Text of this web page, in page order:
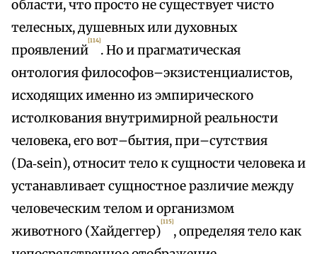
области, что просто не существует чисто
телесных, душевных или духовных
проявлений
[114]
. Но и прагматическая
онтология философов–экзистенциалистов,
исходящих именно из эмпирического
истолкования внутримирной реальности
человека, его вот–бытия, при–сутствия
(Da‑sein), относит тело к сущности человека и
устанавливает сущностное различие между
человеческим телом и организмом
животного (Хайдеггер)
[115]
, определяя тело как